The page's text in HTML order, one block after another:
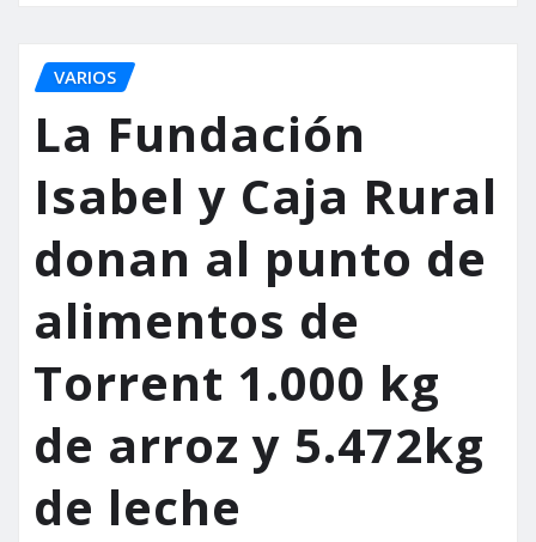
VARIOS
La Fundación
Isabel y Caja Rural
donan al punto de
alimentos de
Torrent 1.000 kg
de arroz y 5.472kg
de leche